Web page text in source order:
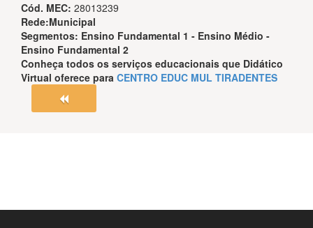
Cód. MEC: 28013239
Rede:Municipal
Segmentos: Ensino Fundamental 1 - Ensino Médio -
Ensino Fundamental 2
Conheça todos os serviços educacionais que Didático
Virtual oferece para CENTRO EDUC MUL TIRADENTES